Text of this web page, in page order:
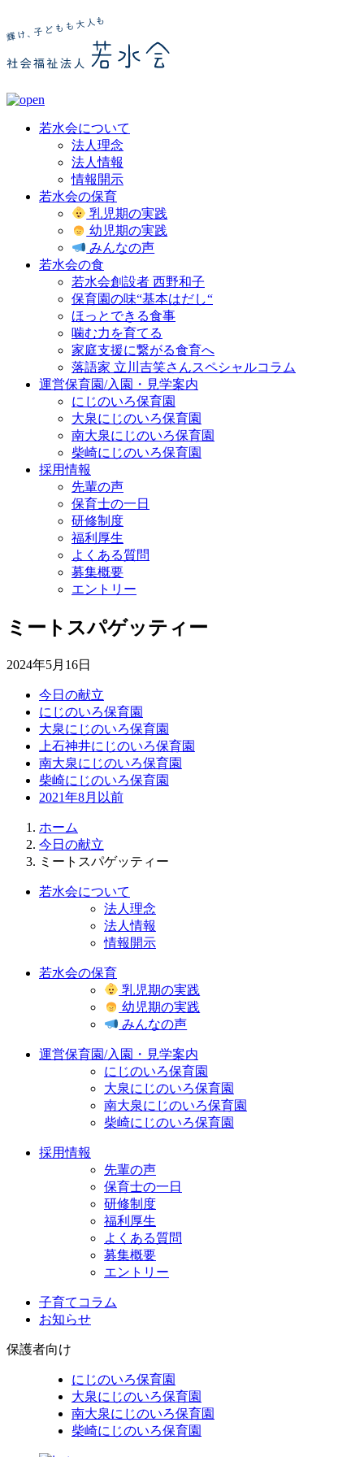
若水会について
法人理念
法人情報
情報開示
若水会の保育
乳児期の実践
幼児期の実践
みんなの声
若水会の食
若水会創設者 西野和子
保育園の味“基本はだし“
ほっとできる食事
噛む力を育てる
家庭支援に繋がる食育へ
落語家 立川吉笑さんスペシャルコラム
運営保育園/入園・見学案内
にじのいろ保育園
大泉にじのいろ保育園
南大泉にじのいろ保育園
柴崎にじのいろ保育園
採用情報
先輩の声
保育士の一日
研修制度
福利厚生
よくある質問
募集概要
エントリー
ミートスパゲッティー
2024年5月16日
今日の献立
にじのいろ保育園
大泉にじのいろ保育園
上石神井にじのいろ保育園
南大泉にじのいろ保育園
柴崎にじのいろ保育園
2021年8月以前
ホーム
今日の献立
ミートスパゲッティー
若水会について
法人理念
法人情報
情報開示
若水会の保育
乳児期の実践
幼児期の実践
みんなの声
運営保育園/入園・見学案内
にじのいろ保育園
大泉にじのいろ保育園
南大泉にじのいろ保育園
柴崎にじのいろ保育園
採用情報
先輩の声
保育士の一日
研修制度
福利厚生
よくある質問
募集概要
エントリー
子育てコラム
お知らせ
保護者向け
にじのいろ保育園
大泉にじのいろ保育園
南大泉にじのいろ保育園
柴崎にじのいろ保育園